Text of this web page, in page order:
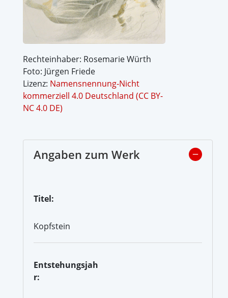
Rechteinhaber: Rosemarie Würth
Foto: Jürgen Friede
Lizenz: Namensnennung-Nicht
kommerziell 4.0 Deutschland (CC BY-
NC 4.0 DE)
Angaben zum Werk
Titel:
Kopfstein
Entstehungsjah
r: